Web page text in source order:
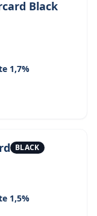
Black
1,7%
BLACK
1,5%